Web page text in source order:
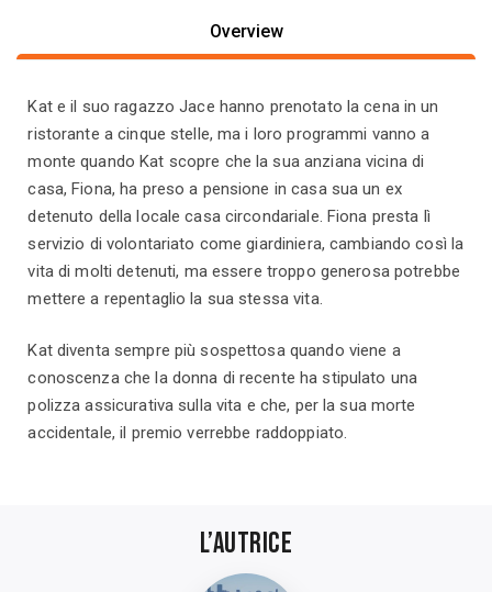
Overview
Kat e il suo ragazzo Jace hanno prenotato la cena in un
ristorante a cinque stelle, ma i loro programmi vanno a
monte quando Kat scopre che la sua anziana vicina di
casa, Fiona, ha preso a pensione in casa sua un ex
detenuto della locale casa circondariale. Fiona presta lì
servizio di volontariato come giardiniera, cambiando così la
vita di molti detenuti, ma essere troppo generosa potrebbe
mettere a repentaglio la sua stessa vita.
Kat diventa sempre più sospettosa quando viene a
conoscenza che la donna di recente ha stipulato una
polizza assicurativa sulla vita e che, per la sua morte
accidentale, il premio verrebbe raddoppiato.
L’Autrice